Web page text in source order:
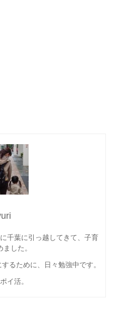
千葉に引っ越してきて、子育
ました。
るために、日々勉強中です。
イ活。